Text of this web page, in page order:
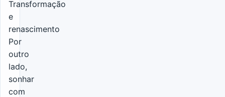
Transformação
e
renascimento
Por
outro
lado,
sonhar
com